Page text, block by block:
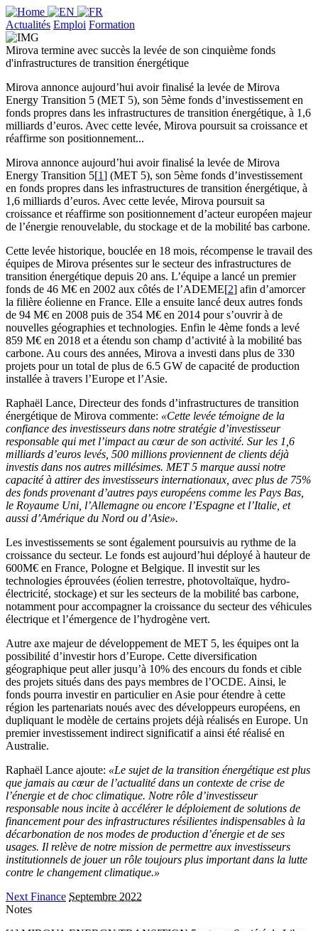
Actualités Emploi Formation
Mirova termine avec succès la levée de son cinquième fonds
d'infrastructures de transition énergétique
Mirova annonce aujourd’hui avoir finalisé la levée de Mirova
Energy Transition 5 (MET 5), son 5ème fonds d’investissement en
fonds propres dans les infrastructures de transition énergétique, à 1,6
milliards d’euros. Avec cette levée, Mirova poursuit sa croissance et
réaffirme son positionnement...
Mirova annonce aujourd’hui avoir finalisé la levée de Mirova
Energy Transition 5[1] (MET 5), son 5ème fonds d’investissement
en fonds propres dans les infrastructures de transition énergétique, à
1,6 milliards d’euros. Avec cette levée, Mirova poursuit sa
croissance et réaffirme son positionnement d’acteur européen majeur
de l’énergie renouvelable, du stockage et de la mobilité bas carbone.
Cette levée historique, bouclée en 18 mois, récompense le travail des
équipes de Mirova présentes sur le secteur des infrastructures de
transition énergétique depuis 20 ans. L’équipe a lancé un premier
fonds de 46 M€ en 2002 aux côtés de l’ADEME[2] afin d’amorcer
la filière éolienne en France. Elle a ensuite lancé deux autres fonds
de 94 M€ en 2008 puis de 354 M€ en 2014 pour s’ouvrir à de
nouvelles géographies et technologies. Enfin le 4ème fonds a levé
859 M€ en 2018 et a étendu son champ d’activité à la mobilité bas
carbone. Au cours des années, Mirova a investi dans plus de 330
projets pour un total de plus de 6.5 GW de capacité de production
installée à travers l’Europe et l’Asie.
Raphaël Lance, Directeur des fonds d’infrastructures de transition
énergétique de Mirova commente: «Cette levée témoigne de la
confiance des investisseurs dans notre stratégie d’investisseur
responsable qui met l’impact au cœur de son activité. Sur les 1,6
milliards d’euros levés, 500 millions proviennent de clients déjà
investis dans nos autres millésimes. MET 5 marque aussi notre
capacité à attirer des investisseurs internationaux, avec plus de 75%
des fonds provenant d’autres pays européens comme les Pays Bas,
le Royaume Uni, l’Allemagne ou encore l’Espagne et l’Italie, et
aussi d’Amérique du Nord ou d’Asie».
Les investissements se sont également poursuivis au rythme de la
croissance du secteur. Le fonds est aujourd’hui déployé à hauteur de
600M€ en France, Pologne et Belgique. Il investit sur les
technologies éprouvées (éolien terrestre, photovoltaïque, hydro-
électricité, stockage) et sur les secteurs de la mobilité bas carbone,
notamment pour accompagner la croissance du secteur des véhicules
électrique et l’émergence de l’hydrogène vert.
Autre axe majeur de développement de MET 5, les équipes ont la
possibilité d’investir hors d’Europe. Cette diversification
géographique peut aller jusqu’à 10% des encours du fonds et cible
des projets situés dans des pays membres de l’OCDE. Ainsi, le
fonds pourra investir en particulier en Asie pour étendre à cette
région les partenariats noués avec des développeurs européens, en
dupliquant le modèle de certains projets déjà réalisés en Europe. Un
premier investissement indirect significatif a ainsi été réalisé en
Australie.
Raphaël Lance ajoute: «Le sujet de la transition énergétique est plus
que jamais au cœur de l’actualité dans un contexte de crise de
l’énergie et de choc climatique. Notre rôle d’investisseur
responsable nous incite à accélérer le déploiement de solutions de
financement pour des infrastructures résilientes indispensables à la
décarbonation de nos modes de production d’énergie et de ses
usages. Il relève de notre mission de permettre aux investisseurs
institutionnels de jouer un rôle toujours plus important dans la lutte
contre le changement climatique.»
Next Finance Septembre 2022
Notes